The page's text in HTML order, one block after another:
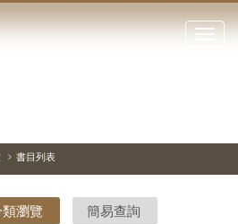
點
閉
站
停、
圖
圖
結
書目列表
瀏覽 簡易查詢